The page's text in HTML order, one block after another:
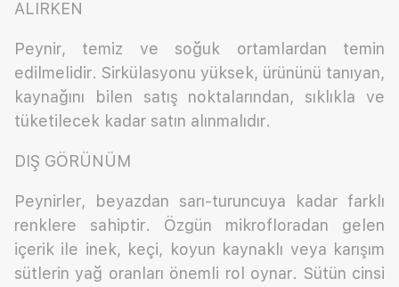
ALIRKEN
Peynir, temiz ve soğuk ortamlardan temin
edilmelidir. Sirkülasyonu yüksek, ürününü tanıyan,
kaynağını bilen satış noktalarından, sıklıkla ve
tüketilecek kadar satın alınmalıdır.
DIŞ GÖRÜNÜM
Peynirler, beyazdan sarı-turuncuya kadar farklı
renklere sahiptir. Özgün mikrofloradan gelen
içerik ile inek, keçi, koyun kaynaklı veya karışım
sütlerin yağ oranları önemli rol oynar. Sütün cinsi